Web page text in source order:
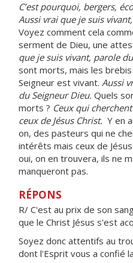
C’est pourquoi, bergers,
Aussi vrai que je suis
Voyez comment cela
serment de Dieu, une
que je suis vivant, parole
sont morts, mais les
Seigneur est vivant. Aussi
du Seigneur Dieu. Quels
morts ? Ceux qui
ceux de Jésus Christ. Y en
on, des pasteurs qui ne
intérêts mais ceux de
oui, on en trouvera, ils ne
manqueront pas.
RÉPONS
R/ C'est au prix de son
que le Christ Jésus s'est
Soyez donc attentifs au
dont l'Esprit vous a confié